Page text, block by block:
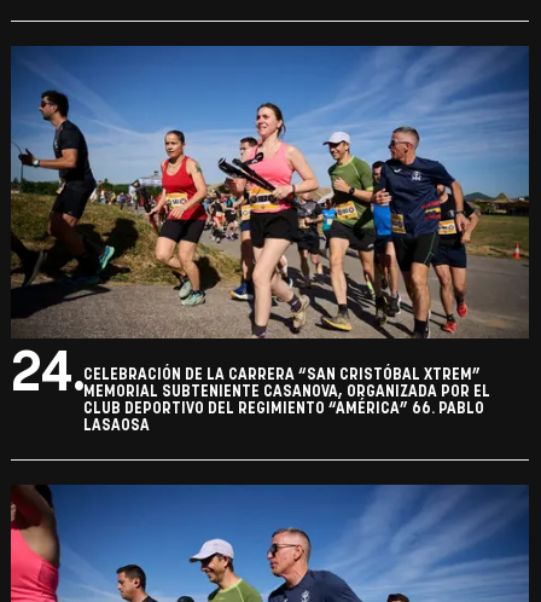
24.CELEBRACIÓN DE LA CARRERA “SAN CRISTÓBAL XTREM”
MEMORIAL SUBTENIENTE CASANOVA, ORGANIZADA POR EL
CLUB DEPORTIVO DEL REGIMIENTO “AMÉRICA” 66. PABLO
LASAOSA